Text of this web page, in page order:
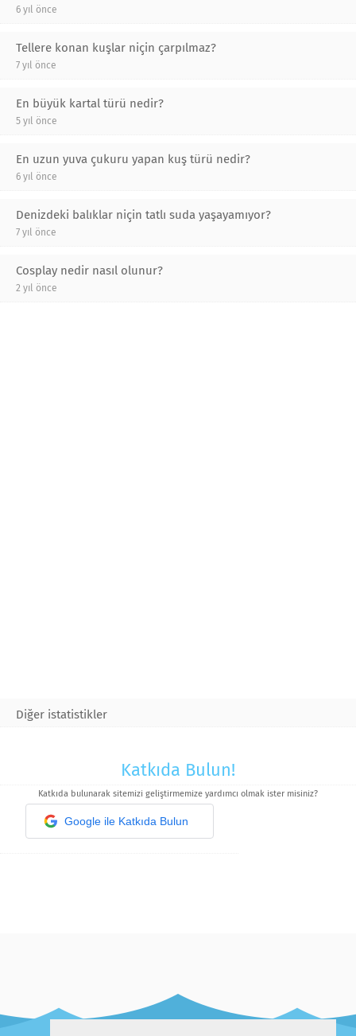
6 yıl önce
Tellere konan kuşlar niçin çarpılmaz?
7 yıl önce
En büyük kartal türü nedir?
5 yıl önce
En uzun yuva çukuru yapan kuş türü nedir?
6 yıl önce
Denizdeki balıklar niçin tatlı suda yaşayamıyor?
7 yıl önce
Cosplay nedir nasıl olunur?
2 yıl önce
Diğer istatistikler
Katkıda Bulun!
Katkıda bulunarak sitemizi geliştirmemize yardımcı olmak ister misiniz?
Google ile Katkıda Bulun